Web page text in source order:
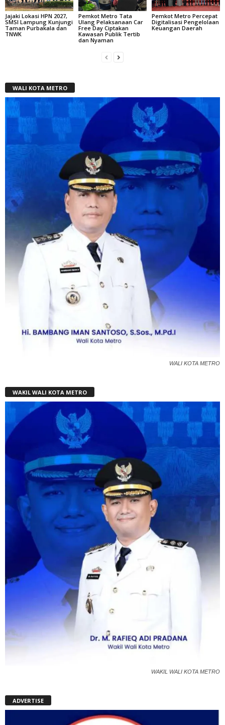
Jajaki Lokasi HPN 2027,
SMSI Lampung Kunjungi
Taman Purbakala dan
TNWK
Pemkot Metro Tata
Ulang Pelaksanaan Car
Free Day Ciptakan
Kawasan Publik Tertib
dan Nyaman
Pemkot Metro Percepat
Digitalisasi Pengelolaan
Keuangan Daerah
WALI KOTA METRO
WALI KOTA METRO
WAKIL WALI KOTA METRO
WAKIL WALI KOTA METRO
ADVERTISE